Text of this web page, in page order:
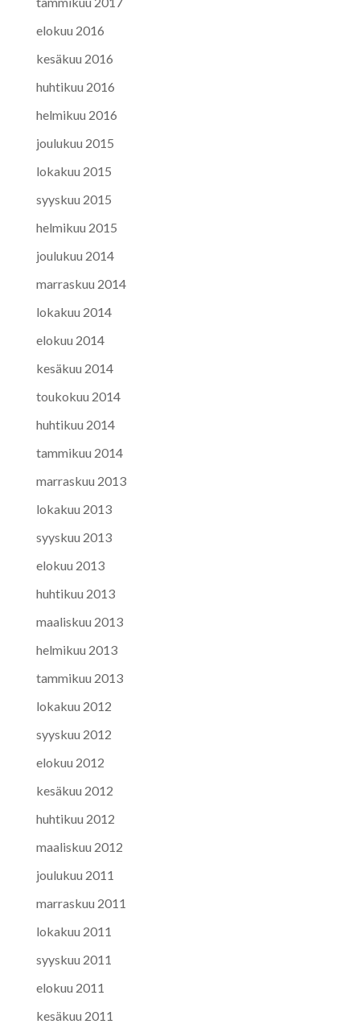
elokuu 2016
kesäkuu 2016
huhtikuu 2016
helmikuu 2016
joulukuu 2015
lokakuu 2015
syyskuu 2015
helmikuu 2015
joulukuu 2014
marraskuu 2014
lokakuu 2014
elokuu 2014
kesäkuu 2014
toukokuu 2014
huhtikuu 2014
tammikuu 2014
marraskuu 2013
lokakuu 2013
syyskuu 2013
elokuu 2013
huhtikuu 2013
maaliskuu 2013
helmikuu 2013
tammikuu 2013
lokakuu 2012
syyskuu 2012
elokuu 2012
kesäkuu 2012
huhtikuu 2012
maaliskuu 2012
joulukuu 2011
marraskuu 2011
lokakuu 2011
syyskuu 2011
elokuu 2011
kesäkuu 2011